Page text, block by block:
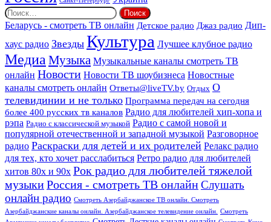
Найти:
Беларусь - смотреть ТВ онлайн Детское радио Джаз радио Дип-
хаус радио Звезды Культура Лучшее клубное радио
Медиа Музыка Музыкальные каналы смотреть ТВ
онлайн Новости Новости ТВ шоубизнеса Новостные
каналы смотреть онлайн Ответы@liveTV.by Отдых О
телевидинии и не только Программа передач на сегодня
более 400 русских тв каналов Радио для любителей хип-хопа и
рэпа Радио с классической музыкой Радио с самой новой и
популярной отечественной и западной музыкой Разговорное
радио Раскраски для детей и их родителей Релакс радио
для тех, кто хочет расслабиться Ретро радио для любителей
хитов 80х и 90х Рок радио для любителей тяжелой
музыкиРоссия - смотреть ТВ онлайнСлушать
онлайн радио Смотреть Азербайджанское ТВ онлайн. Смотреть
Азербайджанские каналы онлайн. Азербайджанское телевидение онлайн.
Смотреть